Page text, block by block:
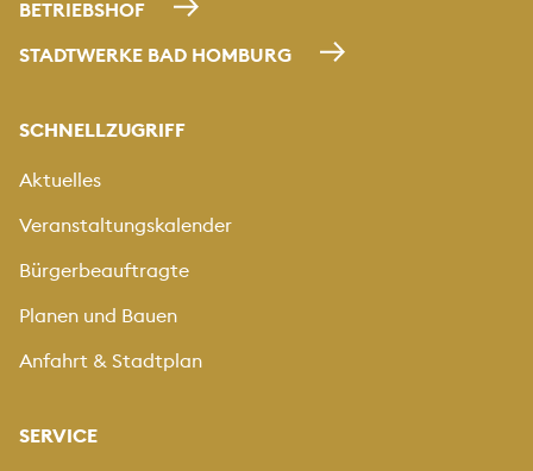
BETRIEBSHOF
STADTWERKE BAD HOMBURG
SCHNELLZUGRIFF
Aktuelles
Veranstaltungskalender
Bürgerbeauftragte
Planen und Bauen
Anfahrt & Stadtplan
SERVICE